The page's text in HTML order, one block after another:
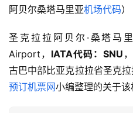
阿贝尔桑塔马里亚机场代码）
圣克拉拉阿贝尔·桑塔马
Airport， IATA代码：SNU
古巴中部比亚克拉拉省圣克
预订机票网小编整理的关于该